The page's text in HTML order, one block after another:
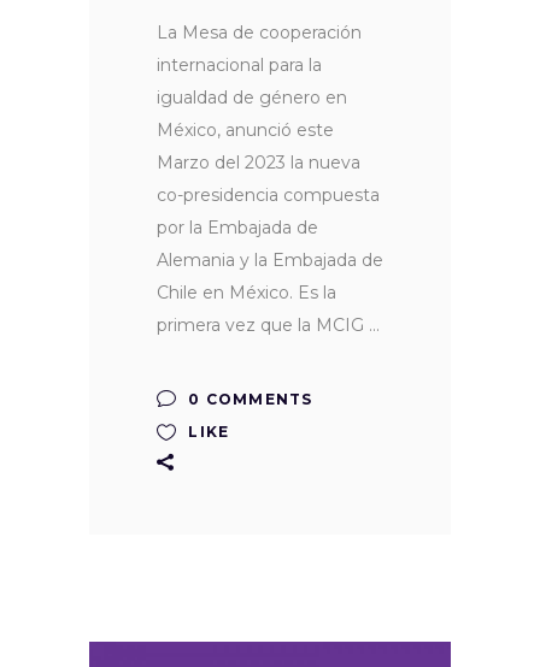
La Mesa de cooperación
internacional para la
igualdad de género en
México, anunció este
Marzo del 2023 la nueva
co-presidencia compuesta
por la Embajada de
Alemania y la Embajada de
Chile en México. Es la
primera vez que la MCIG
0 COMMENTS
LIKE